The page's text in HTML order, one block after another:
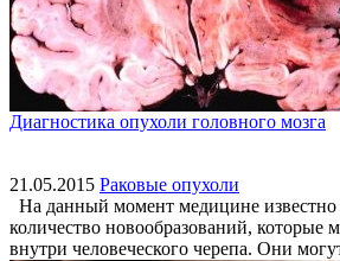
Диагностика опухоли головного мозга
21.05.2015 Раковые опухоли
На данный момент медицине известно
количество новообразований, которые
внутри человеческого черепа. Они